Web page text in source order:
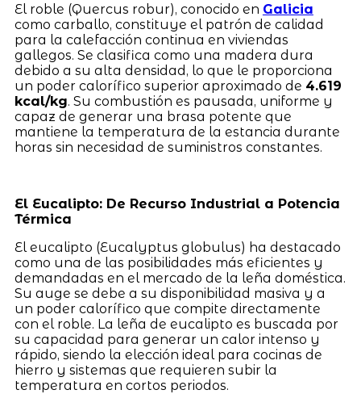
El roble (Quercus robur), conocido en Galicia
como carballo, constituye el patrón de calidad
para la calefacción continua en viviendas
gallegos. Se clasifica como una madera dura
debido a su alta densidad, lo que le proporciona
un poder calorífico superior aproximado de 4.619
kcal/kg. Su combustión es pausada, uniforme y
capaz de generar una brasa potente que
mantiene la temperatura de la estancia durante
horas sin necesidad de suministros constantes.
El Eucalipto: De Recurso Industrial a Potencia
Térmica
El eucalipto (Eucalyptus globulus) ha destacado
como una de las posibilidades más eficientes y
demandadas en el mercado de la leña doméstica.
Su auge se debe a su disponibilidad masiva y a
un poder calorífico que compite directamente
con el roble. La leña de eucalipto es buscada por
su capacidad para generar un calor intenso y
rápido, siendo la elección ideal para cocinas de
hierro y sistemas que requieren subir la
temperatura en cortos periodos.